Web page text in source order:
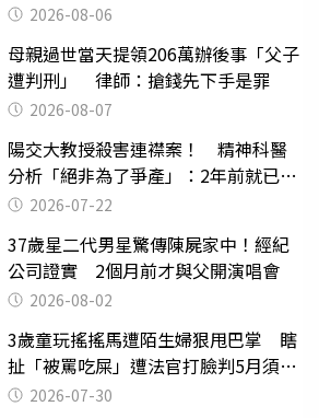
2026-08-06
母親過世當天提領206萬辦後事「父子
遭判刑」 律師：搶錢先下手是罪
2026-08-07
陽交大教授殺害連襟案！ 精神科醫
分析「絕非為了爭產」：2年前就已言
行詭異
2026-07-22
37歲星二代男星驚傳陳屍家中！經紀
公司證實 2個月前才與父開演唱會
2026-08-02
3歲童玩搖搖馬遭陌生婦狠甩巴掌 瞎
扯「被罵吃屎」遭法官打臉判5月須入
監 2026-07-30